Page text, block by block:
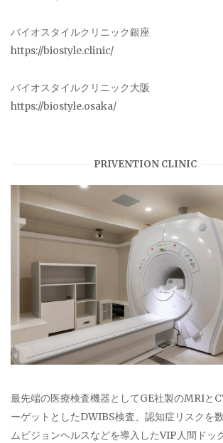
バイオスタイルクリニック銀座
https://biostyle.clinic/
バイオスタイルクリニック大阪
https://biostyle.osaka/
PRIVENTION CLINIC
最先端の医療検査機器としてGE社製のMRIと
ーゲットとしたDWIBS検査、認知症リスクを
ムビジョンヘルスなどを導入したVIP人間ドッ